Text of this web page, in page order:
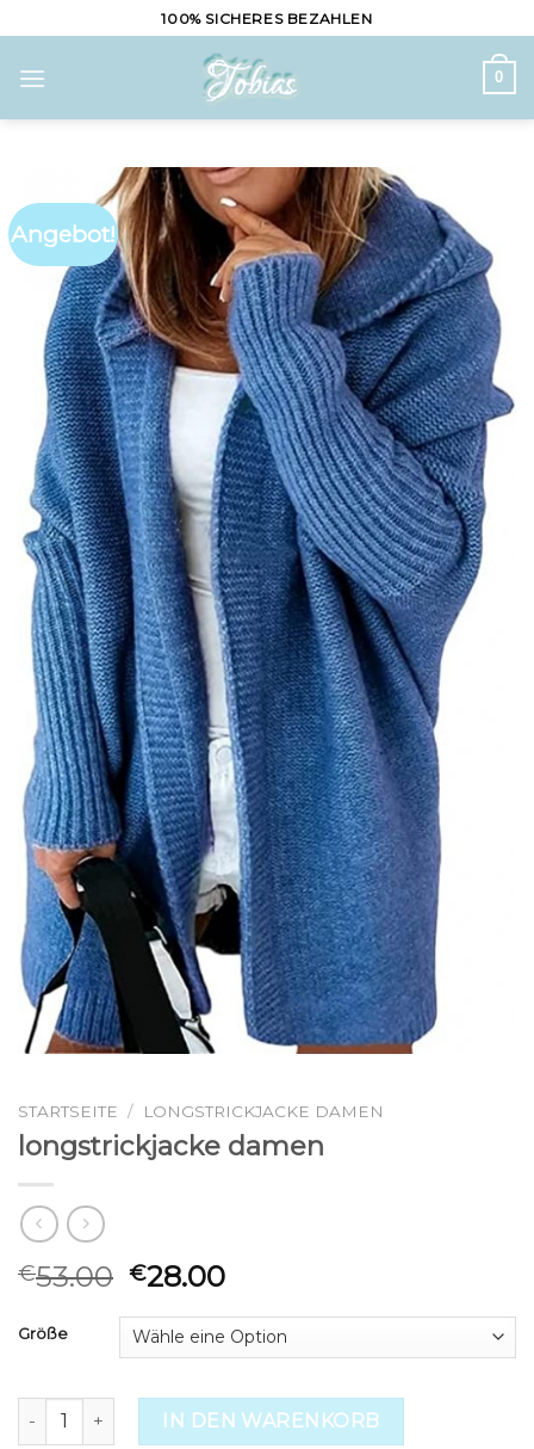
to
content
100% SICHERES BEZAHLEN
0
Angebot!
STARTSEITE / LONGSTRICKJACKE DAMEN
longstrickjacke damen
€53.00 €28.00
Größe
longstrickjacke damen Menge
IN DEN WARENKORB